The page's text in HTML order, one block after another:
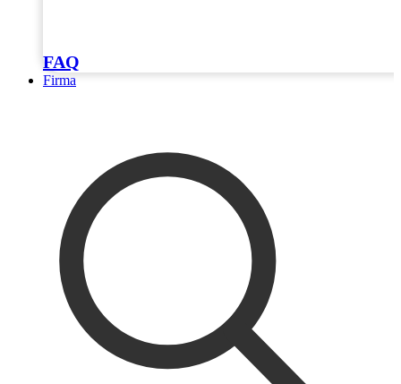
FAQ
Firma